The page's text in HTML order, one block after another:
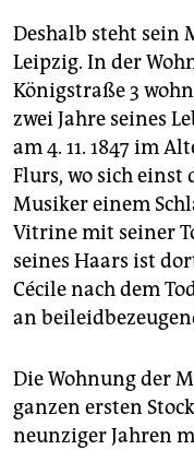
Deshalb steht sein
Leipzig. In der
Königstraße 3
zwei Jahre seines
am 4. 11. 1847 im
Flurs, wo sich einst
Musiker einem
Vitrine mit seiner
seines Haars ist
Cécile nach dem
an
Die Wohnung der
ganzen ersten
neunziger Jahren